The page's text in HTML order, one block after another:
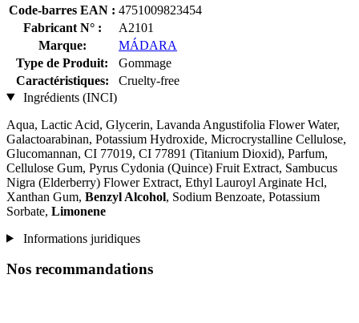
Code-barres EAN : 4751009823454
Fabricant N° :
A2101
Marque:
MÁDARA
Type de Produit:
Gommage
Caractéristiques:
Cruelty-free
Ingrédients (INCI)
Aqua, Lactic Acid, Glycerin, Lavanda Angustifolia Flower Water,
Galactoarabinan, Potassium Hydroxide, Microcrystalline Cellulose,
Glucomannan, CI 77019, CI 77891 (Titanium Dioxid), Parfum,
Cellulose Gum, Pyrus Cydonia (Quince) Fruit Extract, Sambucus
Nigra (Elderberry) Flower Extract, Ethyl Lauroyl Arginate Hcl,
Xanthan Gum, Benzyl Alcohol, Sodium Benzoate, Potassium
Sorbate, Limonene
Informations juridiques
Nos recommandations